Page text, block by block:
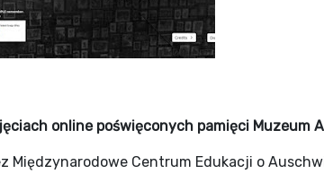
online poświęconych pamięci Muzeum
Międzynarodowe Centrum Edukacji o